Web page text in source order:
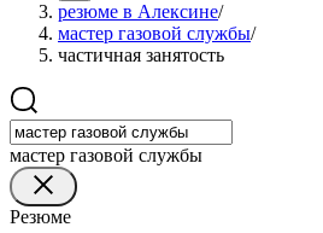
резюме в Алексине/
мастер газовой службы/
частичная занятость
мастер газовой службы
Резюме